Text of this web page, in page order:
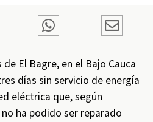
El Bagre, en el Bajo Cauca
días sin servicio de energía
eléctrica que, según
ha podido ser reparado